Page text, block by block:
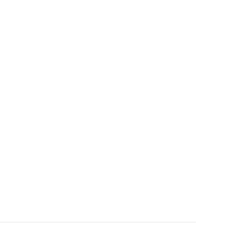
Angaben im Abschnitt „Lieferumfang“.